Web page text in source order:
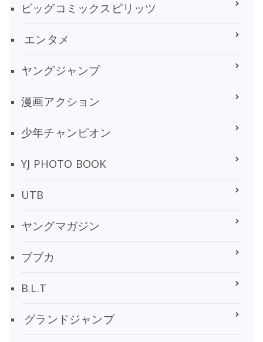
ビッグコミックスピリッツ
エンタメ
ヤングジャンプ
漫画アクション
少年チャンピオン
YJ PHOTO BOOK
UTB
ヤングマガジン
ブブカ
B.L.T
グランドジャンプ